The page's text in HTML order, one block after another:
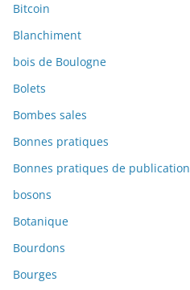
Bitcoin
Blanchiment
bois de Boulogne
Bolets
Bombes sales
Bonnes pratiques
Bonnes pratiques de publication
bosons
Botanique
Bourdons
Bourges